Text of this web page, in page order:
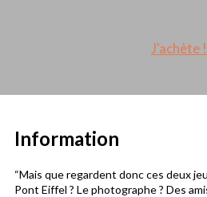
J'achète !
Information
“Mais que regardent donc ces deux
Pont Eiffel ? Le photographe ? Des